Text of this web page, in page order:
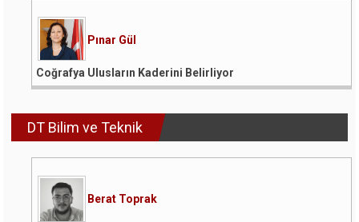
Pınar Gül
Coğrafya Ulusların Kaderini Belirliyor
DT Bilim ve Teknik
Berat Toprak